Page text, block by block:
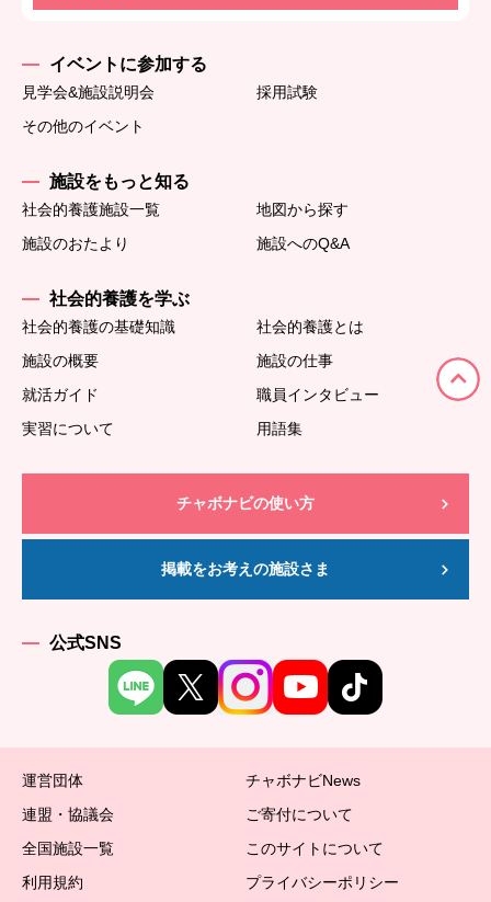
イベントに参加する
見学会&施設説明会
採用試験
その他のイベント
施設をもっと知る
社会的養護施設一覧
地図から探す
施設のおたより
施設へのQ&A
社会的養護を学ぶ
社会的養護の基礎知識
社会的養護とは
施設の概要
施設の仕事
就活ガイド
職員インタビュー
実習について
用語集
チャボナビの使い方
掲載をお考えの施設さま
公式SNS
運営団体
チャボナビNews
連盟・協議会
ご寄付について
全国施設一覧
このサイトについて
利用規約
プライバシーポリシー